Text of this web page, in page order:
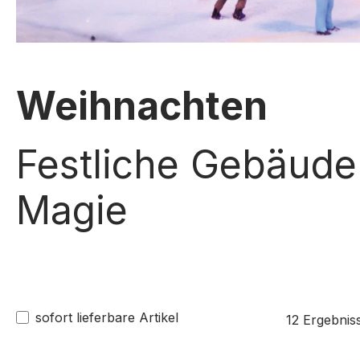
Weihnachten
Festliche
Magie
sofort lieferbare Artikel 12